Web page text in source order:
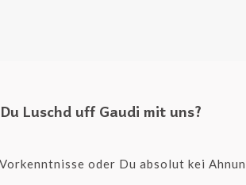
Luschd uff Gaudi mit uns?
oder Du absolut kei